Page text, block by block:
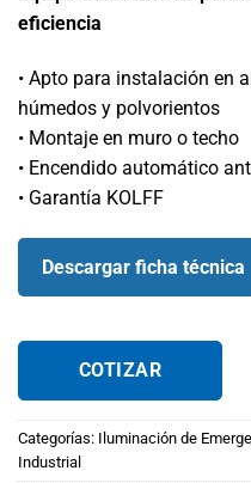
eficiencia
• Apto para instalación en
húmedos y polvorientos
• Montaje en muro o techo
• Encendido automático
• Garantía KOLFF
Descargar ficha técnica
COTIZAR
Categorías: Iluminación de
Industrial